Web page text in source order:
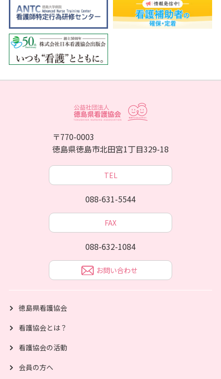
〒770-0003
徳島県徳島市北田宮1丁目329-18
TEL
088-631-5544
FAX
088-632-1084
お問い合わせ
徳島県看護協会
看護協会とは？
看護協会の活動
会員の方へ